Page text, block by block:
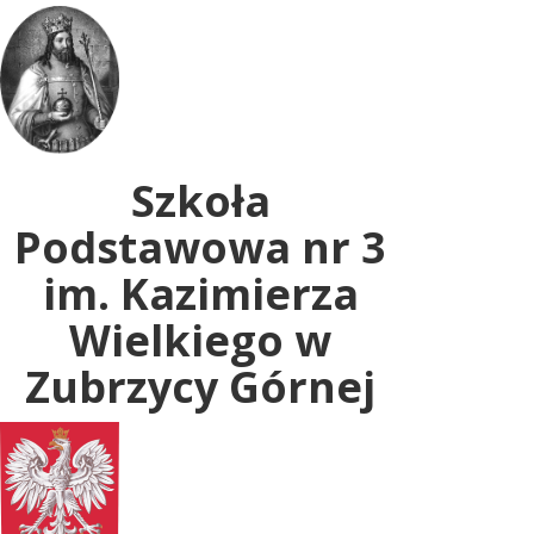
Uwaga:
ta
witryna
zawiera
system
dostępności.
Szkoła
Podstawowa nr 3
im. Kazimierza
Wielkiego w
Zubrzycy Górnej